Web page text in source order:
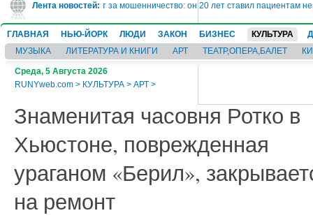
Лента новостей:
в тюрьму на 10 лет за мошенничество: он 20 лет ставил пациентам
ГЛАВНАЯ НЬЮ-ЙОРК ЛЮДИ ЗАКОН БИЗНЕС КУЛЬТУРА
МУЗЫКА
ЛИТЕРАТУРА И КНИГИ АРТ ТЕАТР,ОПЕРА,БАЛЕТ
Среда, 5 Августа 2026
RUNYweb.com > КУЛЬТУРА > АРТ >
Знаменитая часовня Ротко в
Хьюстоне, поврежденная
ураганом «Берил»,
на ремонт